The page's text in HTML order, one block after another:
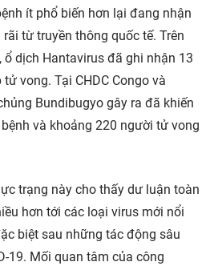
ít phổ biến hơn lại đang nhận
từ truyền thông quốc tế. Trên
dịch Hantavirus đã ghi nhận 13
vong. Tại CHDC Congo và
Bundibugyo gây ra đã khiến
và khoảng 220 người tử vong
trạng này cho thấy dư luận toàn
hơn tới các loại virus mới nổi
biệt sau những tác động sâu
19. Mối quan tâm của công